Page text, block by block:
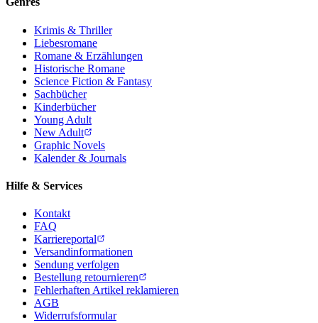
Krimis & Thriller
Liebesromane
Romane & Erzählungen
Historische Romane
Science Fiction & Fantasy
Sachbücher
Kinderbücher
Young Adult
New Adult
Graphic Novels
Kalender & Journals
Hilfe & Services
Kontakt
FAQ
Karriereportal
Versandinformationen
Sendung verfolgen
Bestellung retournieren
Fehlerhaften Artikel reklamieren
AGB
Widerrufsformular